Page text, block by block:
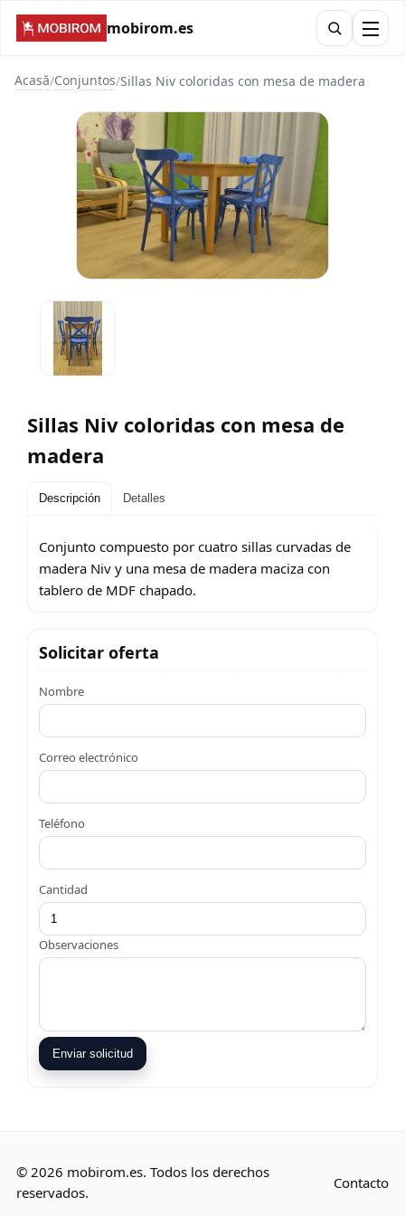
mobirom.es
Acasă/Conjuntos/Sillas Niv coloridas con mesa de madera
Sillas Niv coloridas con mesa de
madera
Descripción Detalles
Conjunto compuesto por cuatro sillas curvadas de
madera Niv y una mesa de madera maciza con
tablero de MDF chapado.
Solicitar oferta
Nombre
Correo electrónico
Teléfono
Cantidad
Observaciones
Enviar solicitud
© 2026 mobirom.es. Todos los derechos
reservados.
Contacto